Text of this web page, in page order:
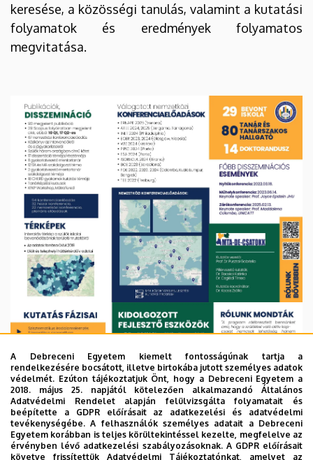
keresése, a közösségi tanulás, valamint a kutatási
folyamatok és eredmények folyamatos
megvitatása.
A Debreceni Egyetem kiemelt fontosságúnak tartja a
rendelkezésére bocsátott, illetve birtokába jutott személyes adatok
védelmét. Ezúton tájékoztatjuk Önt, hogy a Debreceni Egyetem a
2018. május 25. napjától kötelezően alkalmazandó Általános
Adatvédelmi Rendelet alapján felülvizsgálta folyamatait és
beépítette a GDPR előírásait az adatkezelési és adatvédelmi
tevékenységébe. A felhasználók személyes adatait a Debreceni
Egyetem korábban is teljes körültekintéssel kezelte, megfelelve az
érvényben lévő adatkezelési szabályozásoknak. A GDPR előírásait
követve frissítettük Adatvédelmi Tájékoztatónkat, amelyet az